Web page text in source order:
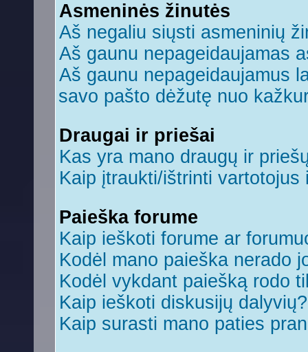
Asmeninės žinutės
Aš negaliu siųsti asmeninių
Aš gaunu nepageidaujamas
Aš gaunu nepageidaujamus
savo pašto dėžutę nuo
Draugai ir priešai
Kas yra mano draugų ir
Kaip įtraukti/ištrinti
Paieška forume
Kaip ieškoti forume ar
Kodėl mano paieška nerado
Kodėl vykdant paiešką rodo
Kaip ieškoti diskusijų dalyvių?
Kaip surasti mano paties